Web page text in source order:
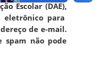
Escolar (DAE),
eletrônico para